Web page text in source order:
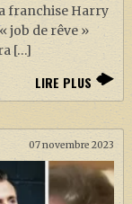
franchise Harry
job de rêve »
[…]
LIRE PLUS
07 novembre 2023